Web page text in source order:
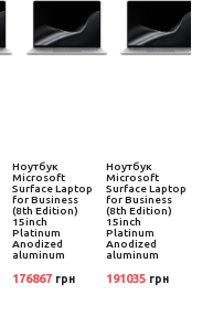
Ноутбук
Microsoft
Surface Laptop
for Business
(8th Edition)
15inch
Platinum
Anodized
aluminum
176867 грн
Ноутбук
Microsoft
Surface Laptop
for Business
(8th Edition)
15inch
Platinum
Anodized
aluminum
191035 грн